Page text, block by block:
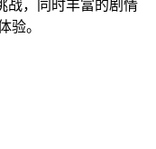
战，同时丰富的剧情
验。